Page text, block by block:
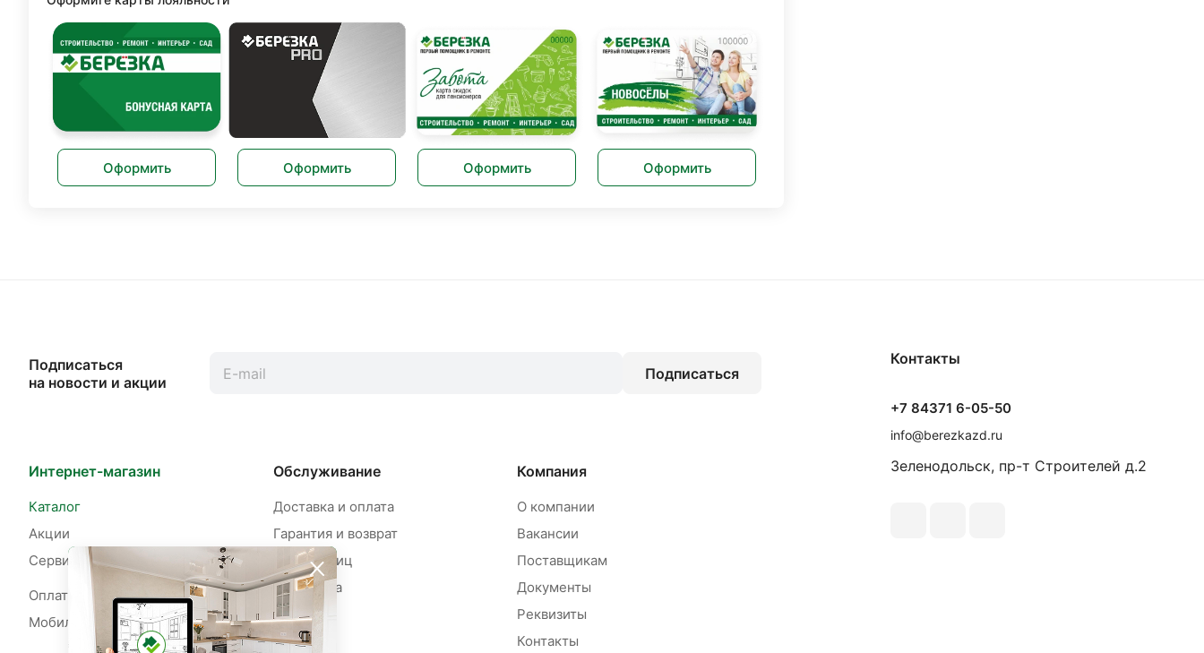
Оформить Оформить Оформить Оформить
Подписаться
на новости и акции
Подписаться
Интернет-магазин
Каталог
Акции
Сервисы
Оплата рассрочки
Мобильное приложение
Обслуживание
Доставка и оплата
Гарантия и возврат
Для юр. лиц
Рассрочка
Компания
О компании
Вакансии
Поставщикам
Документы
Реквизиты
Контакты
Контакты
+7 84371 6-05-50
info@berezkazd.ru
Зеленодольск, пр-т Строителей д.2